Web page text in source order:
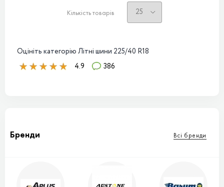
Кількість товарів
Оцініть категорію Літні шини 225/40 R18
4.9
386
Бренди Всі бренди